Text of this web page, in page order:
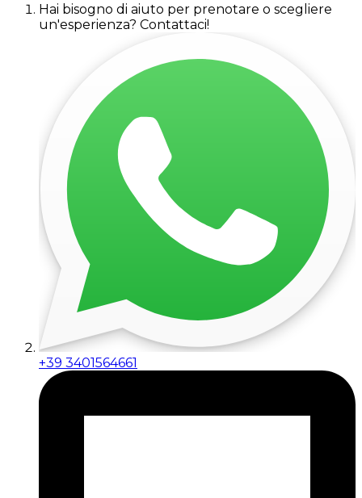
Hai bisogno di aiuto per prenotare o scegliere
un'esperienza? Contattaci!
+39 3401564661